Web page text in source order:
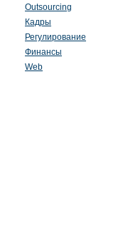
Outsourcing
Кадры
Регулирование
Финансы
Web